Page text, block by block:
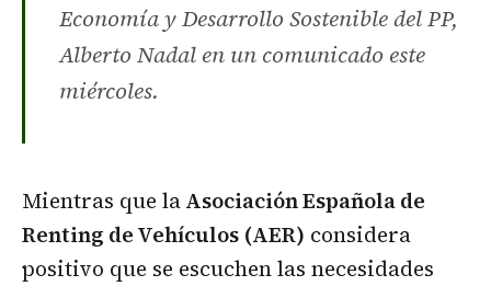
Economía y Desarrollo Sostenible del PP,
Alberto Nadal en un comunicado este
miércoles.
Mientras que laAsociación Española de
Renting de Vehículos (AER) considera
positivo que se escuchen las necesidades